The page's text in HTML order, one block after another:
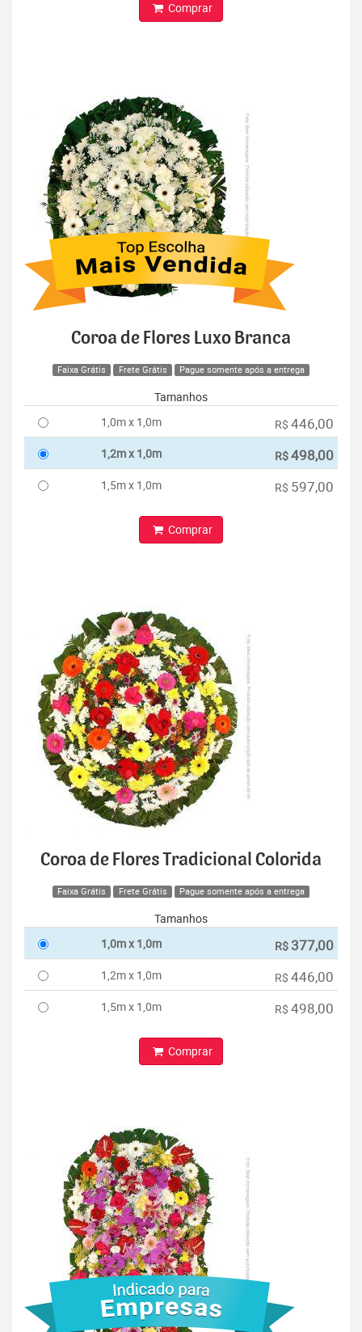
Comprar
Coroa de Flores Luxo Branca
Faixa Grátis Frete Grátis Pague somente após a entrega
Tamanhos
1,0m x 1,0m
R$ 446,00
1,2m x 1,0m R$498,00
1,5m x 1,0m R$ 597,00
Comprar
Coroa de Flores Tradicional Colorida
Faixa Grátis Frete Grátis Pague somente após a entrega
Tamanhos
1,0m x 1,0m
R$ 377,00
1,2m x 1,0m R$ 446,00
1,5m x 1,0m R$ 498,00
Comprar